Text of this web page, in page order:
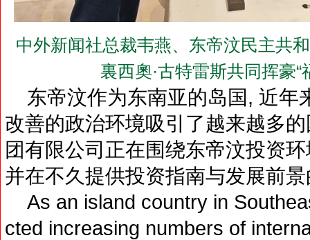
中外新闻社总裁韦燕、东帝汶民主共
裏西奧·古特雷斯共同挥豪
东帝汶作为东南亚的岛国, 近年
改善的政治环境吸引了越来越多
团有限公司正在围绕东帝汶投资
并在不久提供投资指南与发展前
As an island country in
cted increasing numbers of